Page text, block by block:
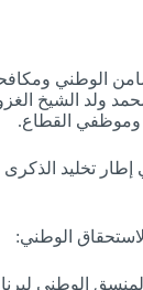
الوطني
ولد الشيخ
القطاع.
تخليد
الوطني:
الوطني